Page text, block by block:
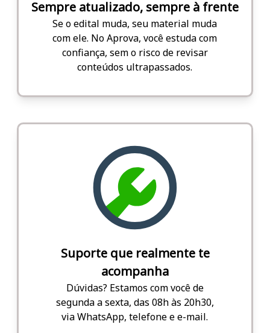
Sempre atualizado, sempre à frente
Se o edital muda, seu material muda
com ele. No Aprova, você estuda com
confiança, sem o risco de revisar
conteúdos ultrapassados.
Suporte que realmente te
acompanha
Dúvidas? Estamos com você de
segunda a sexta, das 08h às 20h30,
via WhatsApp, telefone e e-mail.